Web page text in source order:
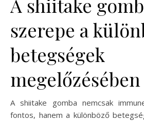
A shiitake
szerepe a
betegségek
megelőzésében
A shiitake gomba nemcsak
fontos, hanem a különböző